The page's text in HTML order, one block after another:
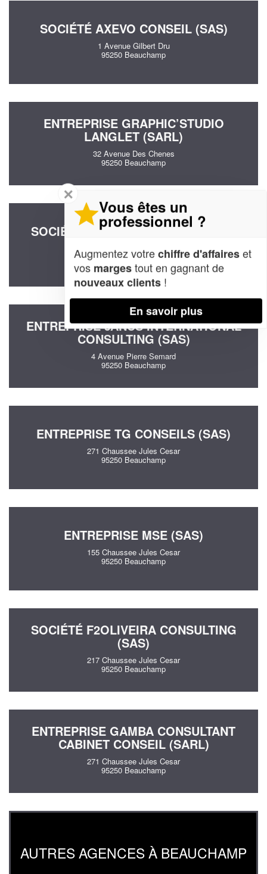
SOCIÉTÉ AXEVO CONSEIL (SAS)
1 Avenue Gilbert Dru
95250 Beauchamp
ENTREPRISE GRAPHIC’STUDIO
LANGLET (SARL)
32 Avenue Des Chenes
95250 Beauchamp
SOCIÉTÉ MH2A CONSULTING (SAS)
43 Avenue Victor Basch
95250 Beauchamp
ENTREPRISE JANUS INTERNATIONAL
CONSULTING (SAS)
4 Avenue Pierre Semard
95250 Beauchamp
ENTREPRISE TG CONSEILS (SAS)
271 Chaussee Jules Cesar
95250 Beauchamp
ENTREPRISE MSE (SAS)
155 Chaussee Jules Cesar
95250 Beauchamp
SOCIÉTÉ F2OLIVEIRA CONSULTING
(SAS)
217 Chaussee Jules Cesar
95250 Beauchamp
ENTREPRISE GAMBA CONSULTANT
CABINET CONSEIL (SARL)
271 Chaussee Jules Cesar
95250 Beauchamp
AUTRES AGENCES À BEAUCHAMP
✕
Vous êtes un
professionnel ?
Augmentez votrechiffre d'affaireset
vos margestout en gagnant de
nouveaux clients !
En savoir plus